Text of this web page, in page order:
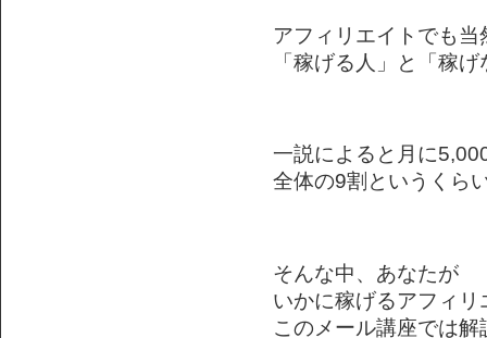
アフィリエイトでも当
「稼げる人」と「稼
一説によると月に
全体の9割というくら
そんな中、あなたが
いかに稼げるアフィ
このメール講座では解